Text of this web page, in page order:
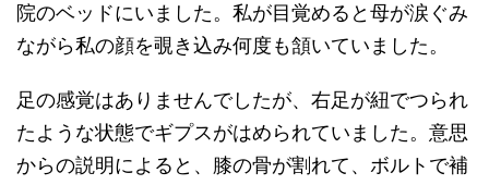
院のベッドにいました。私が目覚めると母が涙ぐみ
ながら私の顔を覗き込み何度も頷いていました。
足の感覚はありませんでしたが、右足が紐でつられ
たような状態でギプスがはめられていました。意思
からの説明によると、膝の骨が割れて、ボルトで補